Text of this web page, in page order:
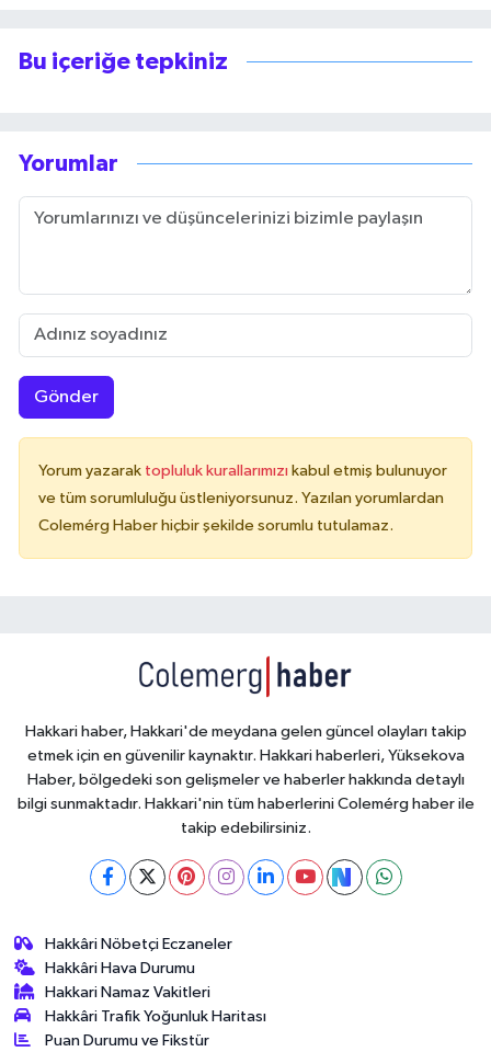
Bu içeriğe tepkiniz
Yorumlar
Gönder
Yorum yazarak topluluk kurallarımızı kabul etmiş bulunuyor
ve tüm sorumluluğu üstleniyorsunuz. Yazılan yorumlardan
Colemérg Haber hiçbir şekilde sorumlu tutulamaz.
Hakkari haber, Hakkari'de meydana gelen güncel olayları takip
etmek için en güvenilir kaynaktır. Hakkari haberleri, Yüksekova
Haber, bölgedeki son gelişmeler ve haberler hakkında detaylı
bilgi sunmaktadır. Hakkari'nin tüm haberlerini Colemérg haber ile
takip edebilirsiniz.
Hakkâri Nöbetçi Eczaneler
Hakkâri Hava Durumu
Hakkari Namaz Vakitleri
Hakkâri Trafik Yoğunluk Haritası
Puan Durumu ve Fikstür